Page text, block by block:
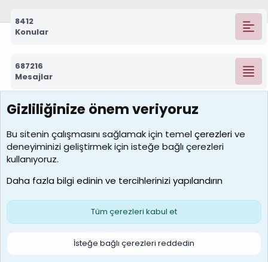
8412
Konular
687216
Mesajlar
7388
Kullanıcılar
borabekirogluu
Son üye
Çerezler
S
Gizliliğinize önem veriyoruz
Bu sitenin çalışmasını sağlamak için temelçerezlerive
deneyiminizi geliştirmek için isteğe bağlı çerezleri
kullanıyoruz.
Daha fazla bilgi edinin ve tercihlerinizi yapılandırın
Tüm çerezleri kabul et
İsteğe bağlı çerezleri reddedin